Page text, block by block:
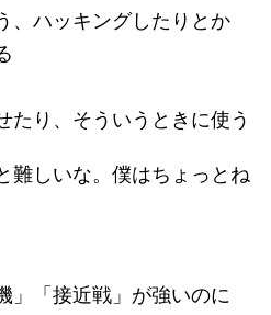
、ハッキングしたりとか
たり、そういうときに使う
難しいな。僕はちょっとね
」「接近戦」が強いのに